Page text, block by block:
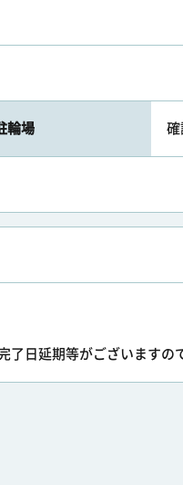
輪場 確
日延期等がございますの